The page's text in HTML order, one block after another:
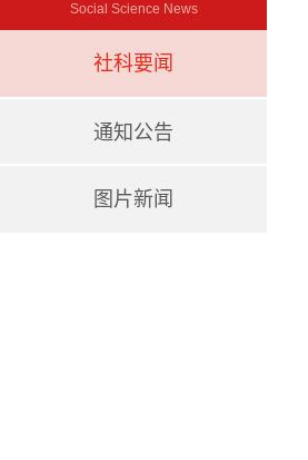
Social Science News
社科要闻
通知公告
图片新闻